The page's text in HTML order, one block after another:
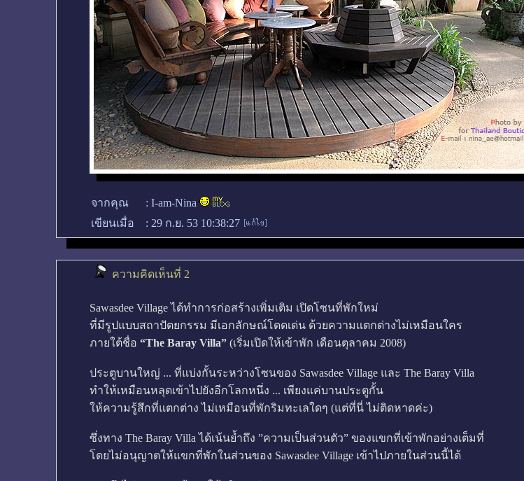
จากคุณ : I-am-Nina
เขียนเมื่อ
: 29 ก.ย. 53 10:38:27
ความคิดเห็นที่ 2
Sawasdee Village ได้ทำการก่อสร้างเพิ่มเติม เปิดโซนที่พักใหม่
ที่มีรูปแบบสถาปัตยกรรม มีเอกลักษณ์โดดเด่น ด้วยความแตกต่างไม่เหมือนใคร
ภายใต้ชื่อ “The Baray Villa” (เริ่มเปิดให้เข้าพัก เดือนตุลาคม 2008)
ประตูบานใหญ่ ... ที่แบ่งกั้นระหว่างโซนของ Sawasdee Village และ The Baray Villa
ทำให้เหมือนหลุดเข้าไปยังอีกโลกหนึ่ง ... เพียงแค่บานประตูกั้น
ให้ความรู้สึกที่แตกต่าง ไม่เหมือนที่พักริมทะเลใดๆ (แต่ที่นี่ ไม่ติดหาดค่ะ)
ซึ่งทาง The Baray Villa ได้เน้นย้ำถึง ”ความเป็นส่วนตัว” ของแขกที่เข้าพักอย่างเต็มที่
โดยไม่อนุญาตให้แขกที่พักในส่วนของ Sawasdee Village เข้าไปภายในส่วนนี้ได้